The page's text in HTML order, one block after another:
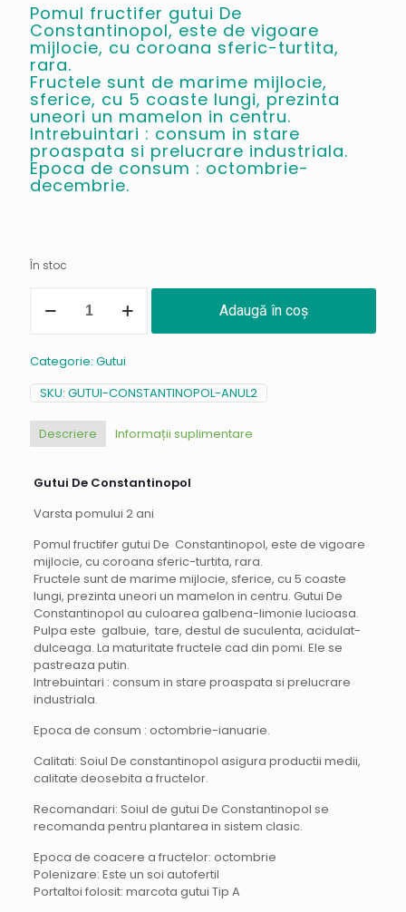
Pomul fructifer gutui De
Constantinopol, este de vigoare
mijlocie, cu coroana sferic-turtita,
rara.
Fructele sunt de marime mijlocie,
sferice, cu 5 coaste lungi, prezinta
uneori un mamelon in centru.
Intrebuintari : consum in stare
proaspata si prelucrare industriala.
Epoca de consum : octombrie-
decembrie.
În stoc
Gutui
/
Tip
A
Adaugă în coș
Categorie: Gutui
SKU: GUTUI-CONSTANTINOPOL-ANUL2
Descriere Informații suplimentare
Gutui De Constantinopol
Varsta pomului 2 ani
Pomul fructifer gutui De Constantinopol, este de vigoare
mijlocie, cu coroana sferic-turtita, rara.
Fructele sunt de marime mijlocie, sferice, cu 5 coaste
lungi, prezinta uneori un mamelon in centru. Gutui De
Constantinopol au culoarea galbena-limonie lucioasa.
Pulpa este galbuie, tare, destul de suculenta, acidulat-
dulceaga. La maturitate fructele cad din pomi. Ele se
pastreaza putin.
Intrebuintari : consum in stare proaspata si prelucrare
industriala.
Epoca de consum : octombrie-ianuarie.
Calitati: Soiul De constantinopol asigura productii medii,
calitate deosebita a fructelor.
Recomandari: Soiul de gutui De Constantinopol se
recomanda pentru plantarea in sistem clasic.
Epoca de coacere a fructelor: octombrie
Polenizare: Este un soi autofertil
Portaltoi folosit: marcota gutui Tip A